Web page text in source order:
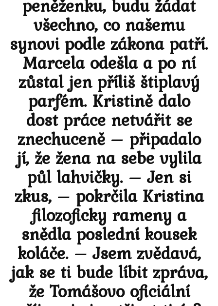
peněženku, budu žádat
všechno, co našemu
synovi podle zákona patří.
Marcela odešla a po ní
zůstal jen příliš štiplavý
parfém. Kristině dalo
dost práce netvářit se
znechuceně – připadalo
jí, že žena na sebe vylila
půl lahvičky. – Jen si
zkus, – pokrčila Kristina
filozoficky rameny a
snědla poslední kousek
koláče. – Jsem zvědavá,
jak se ti bude líbit zpráva,
že Tomášovo oficiální